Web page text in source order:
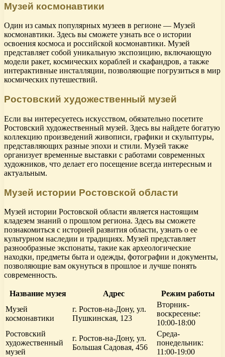
Музей космонавтики
Один из самых популярных музеев в регионе — Музей
космонавтики. Здесь вы сможете узнать все о истории
освоения космоса и российской космонавтики. Музей
представляет собой уникальную экспозицию, включающую
модели ракет, космических кораблей и скафандров, а также
интерактивные инсталляции, позволяющие погрузиться в мир
космических путешествий.
Ростовский художественный музей
Если вы интересуетесь искусством, обязательно посетите
Ростовский художественный музей. Здесь вы найдете богатую
коллекцию произведений живописи, графики и скульптуры,
представляющих разные эпохи и стили. Музей также
организует временные выставки с работами современных
художников, что делает его посещение всегда интересным и
актуальным.
Музей истории Ростовской области
Музей истории Ростовской области является настоящим
кладезем знаний о прошлом региона. Здесь вы сможете
познакомиться с историей развития области, узнать о ее
культурном наследии и традициях. Музей представляет
разнообразные экспонаты, такие как археологические
находки, предметы быта и одежды, фотографии и документы,
позволяющие вам окунуться в прошлое и лучше понять
современность.
Название музея Адрес
Режим работы
Музей
космонавтики
г. Ростов-на-Дону, ул.
Пушкинская, 123
Вторник-
воскресенье:
10:00-18:00
Ростовский
художественный
музей
г. Ростов-на-Дону, ул.
Большая Садовая, 456
Среда-
понедельник:
11:00-19:00